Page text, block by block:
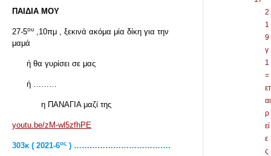
ΠΑΙΔΙΑ ΜΟΥ
27-5ου ,10πμ , ξεκινά ακόμα μία δίκη για την
μαμά
ή θα γυρίσει σε μας
ή ………
η ΠΑΝΑΓΙΑ μαζί της
youtu.be/zM-wl5zfhPE
303κ ( 2021-6ος ) ……………………………….
2
1
9
γ
1
=
ετ
αι
ρ
εί
ε
ς